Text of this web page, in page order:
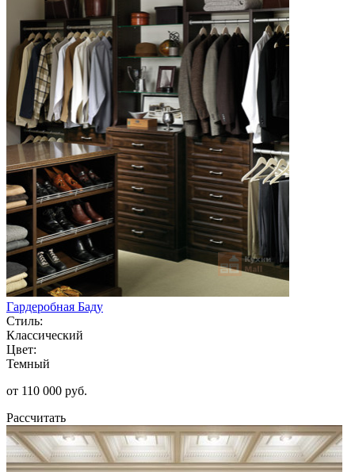
Гардеробная Баду
Стиль:
Классический
Цвет:
Темный
от 110 000 руб.
Рассчитать